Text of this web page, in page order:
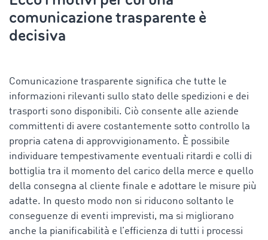
comunicazione trasparente è
decisiva
Comunicazione trasparente significa che tutte le
informazioni rilevanti sullo stato delle spedizioni e dei
trasporti sono disponibili. Ciò consente alle aziende
committenti di avere costantemente sotto controllo la
propria catena di approvvigionamento. È possibile
individuare tempestivamente eventuali ritardi e colli di
bottiglia tra il momento del carico della merce e quello
della consegna al cliente finale e adottare le misure più
adatte. In questo modo non si riducono soltanto le
conseguenze di eventi imprevisti, ma si migliorano
anche la pianificabilità e l’efficienza di tutti i processi